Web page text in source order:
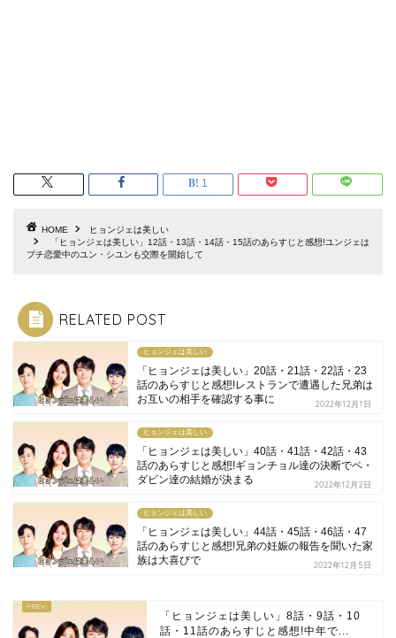
1
HOME
ヒョンジェは美しい
「ヒョンジェは美しい」12話・13話・14話・15話のあらすじと感想!ユンジェは
プチ恋愛中のユン・シユンも交際を開始して
RELATED POST
ヒョンジェは美しい
「ヒョンジェは美しい」20話・21話・22話・23
話のあらすじと感想!レストランで遭遇した兄弟は
お互いの相手を確認する事に
2022年12月1日
ヒョンジェは美しい
「ヒョンジェは美しい」40話・41話・42話・43
話のあらすじと感想!ギョンチョル達の決断でペ・
ダビン達の結婚が決まる
2022年12月2日
ヒョンジェは美しい
「ヒョンジェは美しい」44話・45話・46話・47
話のあらすじと感想!兄弟の妊娠の報告を聞いた家
族は大喜びで
2022年12月5日
「ヒョンジェは美しい」8話・9話・10
話・11話のあらすじと感想!中年で...